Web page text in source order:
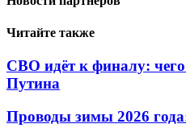
Читайте также
СВО идёт к финалу:
Путина
Проводы зимы 2026